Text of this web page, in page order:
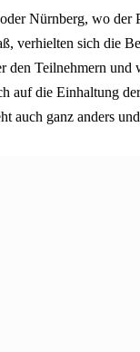
Nürnberg, wo der
verhielten sich die
den Teilnehmern und
auf die Einhaltung
auch ganz anders